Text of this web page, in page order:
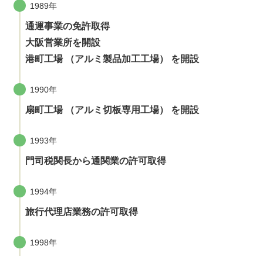
1989年
通運事業の免許取得
大阪営業所を開設
港町工場 （アルミ製品加工工場） を開設
1990年
扇町工場 （アルミ切板専用工場） を開設
1993年
門司税関長から通関業の許可取得
1994年
旅行代理店業務の許可取得
1998年